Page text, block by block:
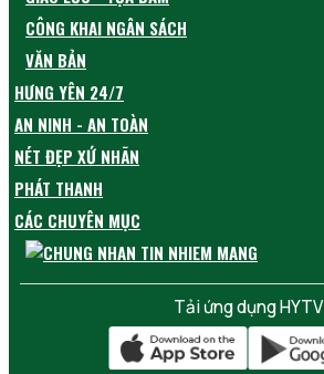
CÔNG KHAI NGÂN SÁCH
VĂN BẢN
HƯNG YÊN 24/7
AN NINH - AN TOÀN
NÉT ĐẸP XỨ NHÃN
PHÁT THANH
CÁC CHUYÊN MỤC
Tải ứng dụng HYTV